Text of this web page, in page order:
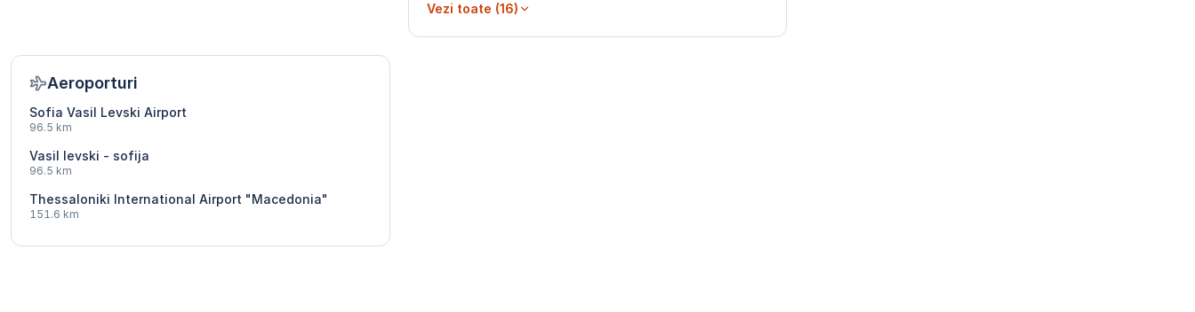
Vezi toate (16)
Aeroporturi
Sofia Vasil Levski Airport
96.5 km
Vasil levski - sofija
96.5 km
Thessaloniki International Airport "Macedonia"
151.6 km